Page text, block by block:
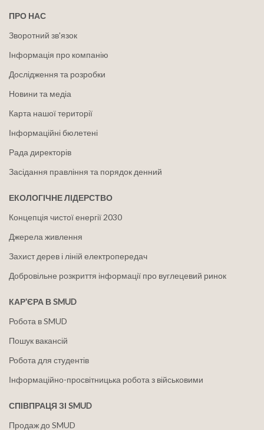
ПРО НАС
Зворотний зв'язок
Інформація про компанію
Дослідження та розробки
Новини та медіа
Карта нашої території
Інформаційні бюлетені
Рада директорів
Засідання правління та порядок денний
ЕКОЛОГІЧНЕ ЛІДЕРСТВО
Концепція чистої енергії 2030
Джерела живлення
Захист дерев і ліній електропередач
Добровільне розкриття інформації про вуглецевий ринок
КАР'ЄРА В SMUD
Робота в SMUD
Пошук вакансій
Робота для студентів
Інформаційно-просвітницька робота з військовими
СПІВПРАЦЯ ЗІ SMUD
Продаж до SMUD